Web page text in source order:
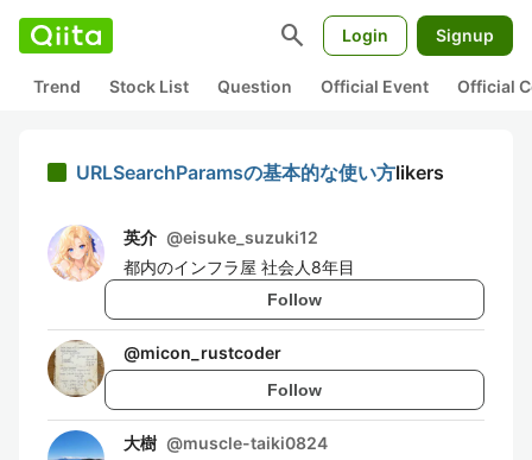
search Login Signup
Trend Stock List Question Official Event Official
URLSearchParamsの基本的な使い方likers
英介 @eisuke_suzuki12
都内のインフラ屋 社会人8年目
Follow
@micon_rustcoder
Follow
大樹 @muscle-taiki0824